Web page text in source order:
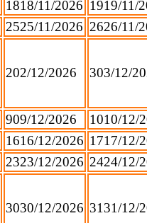
1818/11/2026 1919/11/
2525/11/2026 2626/11/
202/12/2026 303/12/
909/12/2026 1010/12/
1616/12/2026 1717/12/
2323/12/2026 2424/12/
3030/12/2026 31 31/12/